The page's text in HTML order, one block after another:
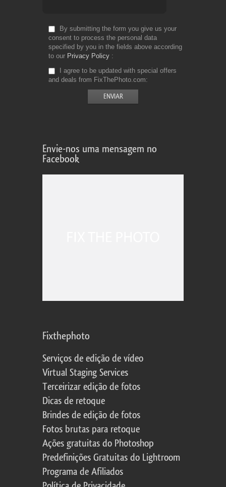
By submitting the form you give us your
consent to process the personal data
specified by you in the fields above according
to our Privacy Policy
I agree to be updated with special offers
and deals from FixThePhoto.com
Envie-nos uma mensagem no
Facebook
Fixthephoto
Serviços de edição de vídeo
Virtual Staging Services
Terceirizar edição de fotos
Dicas de retoque
Brindes de edição de fotos
Fotos brutas para retoque
Ações gratuitas do Photoshop
Predefinições Gratuitas do Lightroom
Programa de Afiliados